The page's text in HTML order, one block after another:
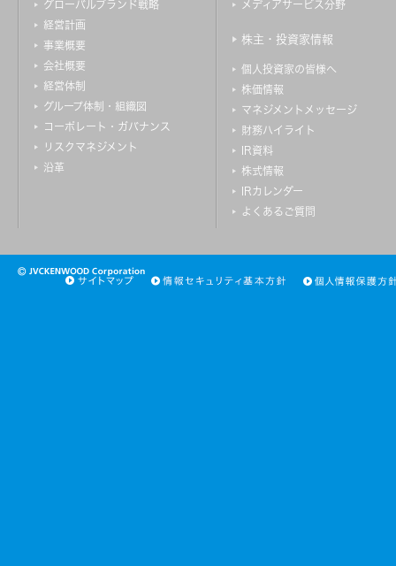
グローバルブランド戦略
経営計画
事業概要
会社概要
経営体制
グループ体制・組織図
コーポレート・ガバナンス
リスクマネジメント
沿革
メディアサービス分野
株主・投資家情報
個人投資家の皆様へ
株価情報
マネジメントメッセージ
財務ハイライト
IR資料
株式情報
IRカレンダー
よくあるご質問